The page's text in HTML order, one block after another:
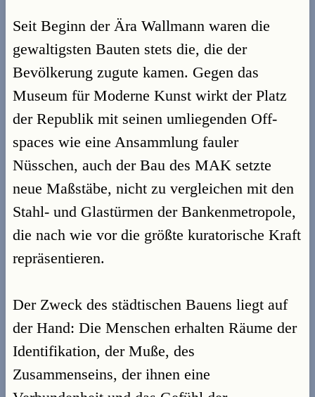
Seit Beginn der Ära Wallmann waren die
gewaltigsten Bauten stets die, die der
Bevölkerung zugute kamen. Gegen das
Museum für Moderne Kunst wirkt der Platz
der Republik mit seinen umliegenden Off-
spaces wie eine Ansammlung fauler
Nüsschen, auch der Bau des MAK setzte
neue Maßstäbe, nicht zu vergleichen mit den
Stahl- und Glastürmen der Bankenmetropole,
die nach wie vor die größte kuratorische Kraft
repräsentieren.
Der Zweck des städtischen Bauens liegt auf
der Hand: Die Menschen erhalten Räume der
Identifikation, der Muße, des
Zusammenseins, der ihnen eine